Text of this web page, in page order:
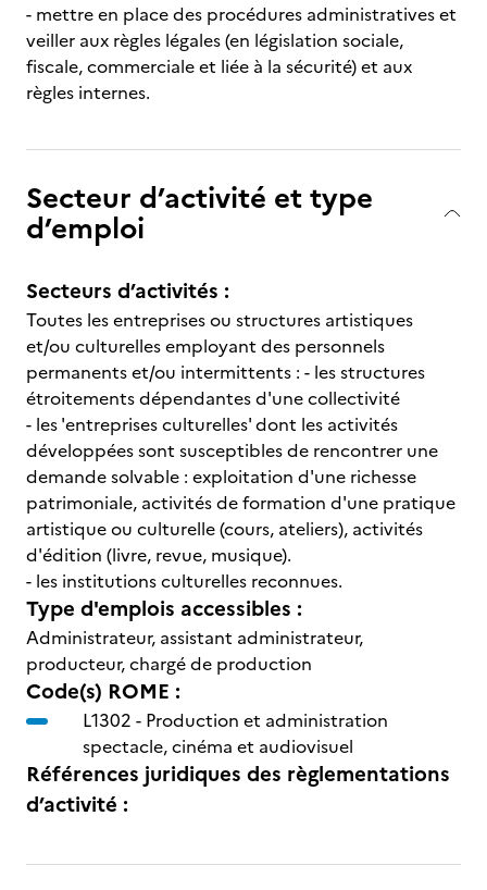
- mettre en place des procédures administratives et
veiller aux règles légales (en législation sociale,
fiscale, commerciale et liée à la sécurité) et aux
règles internes.
Secteur d’activité et type
d’emploi
Secteurs d’activités :
Toutes les entreprises ou structures artistiques
et/ou culturelles employant des personnels
permanents et/ou intermittents : - les structures
étroitements dépendantes d'une collectivité
- les 'entreprises culturelles' dont les activités
développées sont susceptibles de rencontrer une
demande solvable : exploitation d'une richesse
patrimoniale, activités de formation d'une pratique
artistique ou culturelle (cours, ateliers), activités
d'édition (livre, revue, musique).
- les institutions culturelles reconnues.
Type d'emplois accessibles :
Administrateur, assistant administrateur,
producteur, chargé de production
Code(s) ROME :
L1302 - Production et administration
spectacle, cinéma et audiovisuel
Références juridiques des règlementations
d’activité :